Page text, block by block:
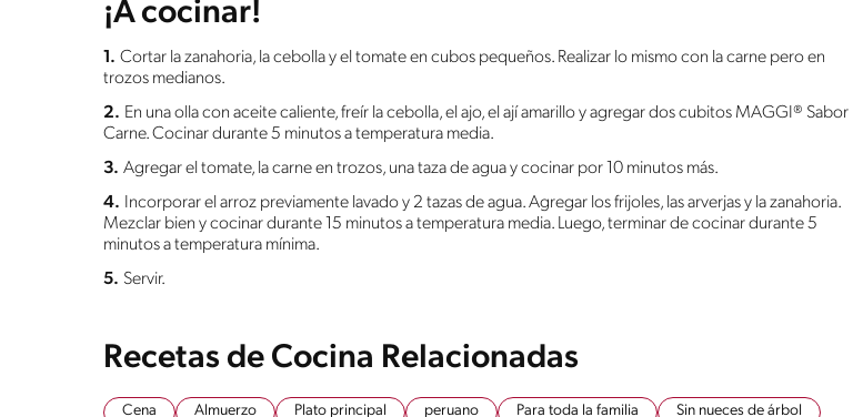
¡A cocinar!
1. Cortar la zanahoria, la cebolla y el tomate en cubos pequeños. Realizar lo mismo con la carne pero en
trozos medianos.
2. En una olla con aceite caliente, freír la cebolla, el ajo, el ají amarillo y agregar dos cubitos MAGGI® Sabor
Carne. Cocinar durante 5 minutos a temperatura media.
3. Agregar el tomate, la carne en trozos, una taza de agua y cocinar por 10 minutos más.
4.
Incorporar el arroz previamente lavado y 2 tazas de agua. Agregar los frijoles, las arverjas y la zanahoria.
Mezclar bien y cocinar durante 15 minutos a temperatura media. Luego, terminar de cocinar durante 5
minutos a temperatura mínima.
5. Servir.
Recetas de Cocina Relacionadas
Cena Almuerzo Plato principal peruano Para toda la familia
Sin nueces de árbol